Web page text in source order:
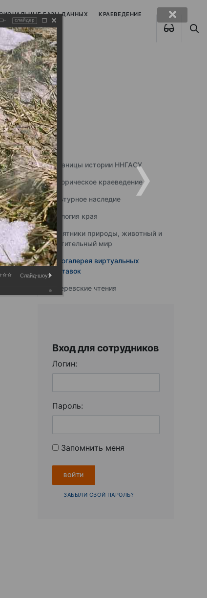
БАЗЫ ДАННЫХ КРАЕВЕДЕНИЕ
Страницы истории ННГАСУ
Историческое краеведение
Культурное наследие
Экология края
Памятники природы, животный и
растительный мир
Фотогалерея виртуальных
выставок
Юферевские чтения
Вход для сотрудников
Логин:
Пароль:
Запомнить меня
ЗАБЫЛИ СВОЙ ПАРОЛЬ?
слайдер
Слайд-шоу: